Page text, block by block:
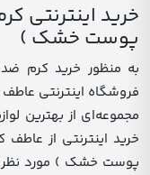
خرید اینترنتی
پوست خشک )
به منظور خرید کرم
فروشگاه اینترنتی
مجموعه‌ای از بهترین
خرید اینترنتی از
پوست خشک ) مورد نظر